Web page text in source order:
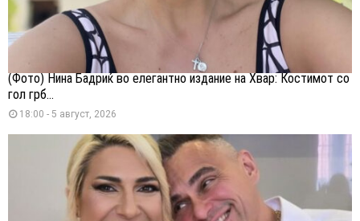
(Фото) Нина Бадриќ во елегантно издание на Хвар: Костимот со
гол грб...
18:00 - 5 август, 2026